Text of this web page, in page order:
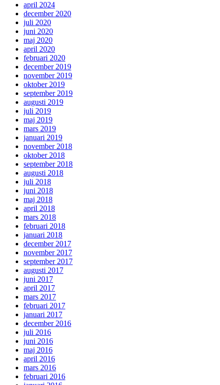
april 2024
december 2020
juli 2020
juni 2020
maj 2020
april 2020
februari 2020
december 2019
november 2019
oktober 2019
september 2019
augusti 2019
juli 2019
maj 2019
mars 2019
januari 2019
november 2018
oktober 2018
september 2018
augusti 2018
juli 2018
juni 2018
maj 2018
april 2018
mars 2018
februari 2018
januari 2018
december 2017
november 2017
september 2017
augusti 2017
juni 2017
april 2017
mars 2017
februari 2017
januari 2017
december 2016
juli 2016
juni 2016
maj 2016
april 2016
mars 2016
februari 2016